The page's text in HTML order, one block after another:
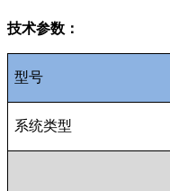
技术参数：
型号
系统类型